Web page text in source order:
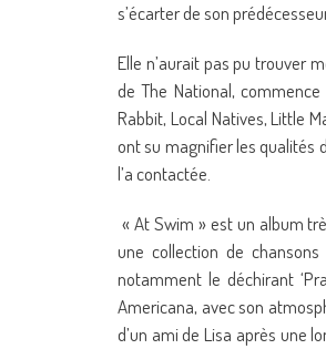
s’écarter de son
Elle n’aurait pas pu trouver
de The National,
Rabbit, Local Natives, Little
ont su magnifier les qualités
l’a contactée.
« At Swim » est un album
une collection de
notamment le déchirant
Americana, avec son
d’un ami de Lisa après une